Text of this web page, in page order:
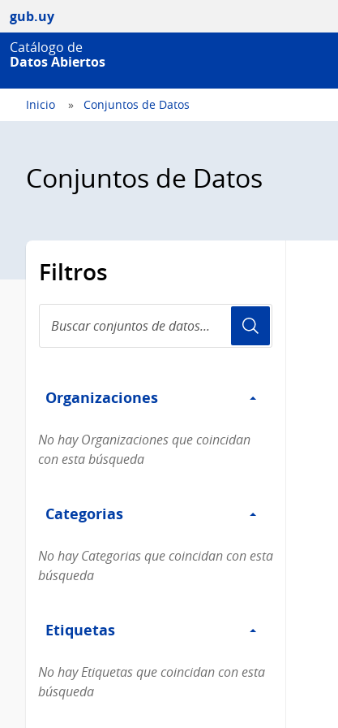
gub.uy
Catálogo de
Datos Abiertos
Inicio Conjuntos de Datos
Conjuntos de Datos
Filtros
conjuntos
de
Organizaciones
Organizaciones
No hay Organizaciones que coincidan
con esta búsqueda
Categorias
Categorias
No hay Categorias que coincidan con esta
búsqueda
Etiquetas
Etiquetas
No hay Etiquetas que coincidan con esta
búsqueda